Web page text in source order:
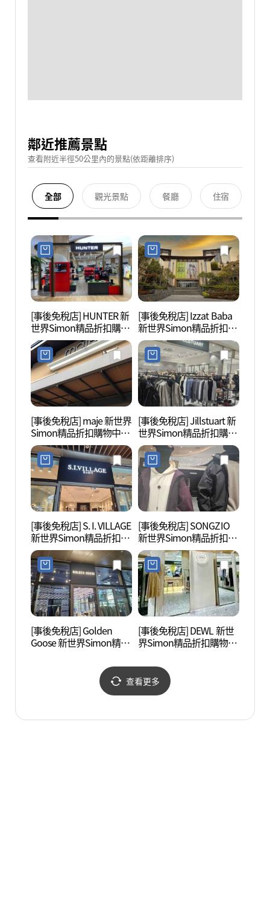
鄰近推薦景點
查看附近半徑50公里內的景點(依距離排序)
全部 觀光景點 餐廳 住宿
[事後免稅店] HUNTER 新
世界Simon精品折扣購物
中心濟州店(헌터 신세계
사이먼프리미엄 아울렛
제주점)
[事後免稅店] Izzat Baba
新世界Simon精品折扣購
物中心濟州店(아이잗바
바 신세계사이먼프리미
엄아울렛 제주점)
[事後免稅店] maje 新世界
Simon精品折扣購物中心
濟州店(마쥬 신세계사이
먼프리미엄아울렛 제주
점)
[事後免稅店] Jillstuart 新
世界Simon精品折扣購物
中心濟州店(질스튜어트
신세계사이먼프리미엄아
울렛 제주점)
[事後免稅店] S. I. VILLAGE
新世界Simon精品折扣購
物中心濟州店(SI빌리지
신세계사이먼프리미엄아
울렛 제주점)
[事後免稅店] SONGZIO
新世界Simon精品折扣購
物中心濟州店(송지오 신
세계사이먼프리미엄 아
울렛 제주점)
[事後免稅店] Golden
Goose 新世界Simon精品
든구스 신세계사이먼프
리미엄아울렛 제주점)
[事後免稅店] DEWL 新世
界Simon精品折扣購物中
이먼프리미엄 아울렛 제
주점)
查看更多